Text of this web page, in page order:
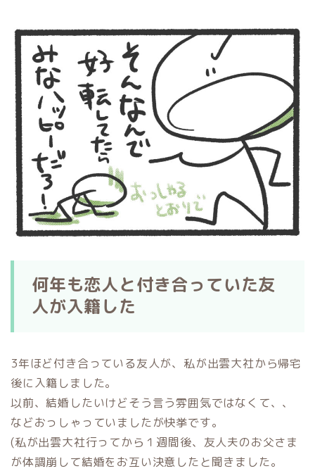
何年も恋人と付き合っていた友
人が入籍した
3年ほど付き合っている友人が、私が出雲大社から帰宅
後に入籍しました。
以前、結婚したいけどそう言う雰囲気ではなくて、、
などおっしゃっていましたが快挙です。
(私が出雲大社行ってから１週間後、友人夫のお父さま
が体調崩して結婚をお互い決意したと聞きました。